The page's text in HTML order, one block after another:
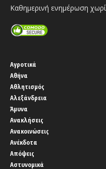
Καθημερινή ενημέρωση
Αγροτικά
Αθήνα
Αθλητισμός
Αλεξάνδρεια
Άμυνα
Ανακλήσεις
Ανακοινώσεις
Ανέκδοτα
Απόψεις
Αστυνομικά